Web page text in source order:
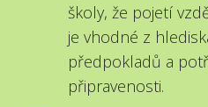
školy, že pojetí
je vhodné z
předpokladů a
připravenosti.